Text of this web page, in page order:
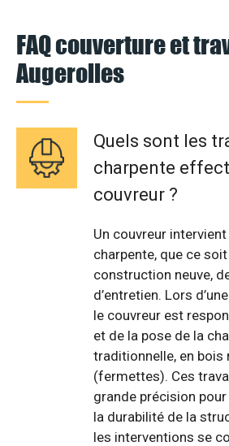
FAQ couverture et
Augerolles
Quels sont les
charpente
couvreur ?
Un couvreur
charpente, que ce
construction neuve,
d’entretien. Lors
le couvreur est
et de la pose de la
traditionnelle, en
(fermettes). Ces
grande précision
la durabilité de la
les interventions se